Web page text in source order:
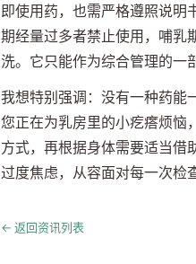
即使用药，也需严格遵照说明
期经量过多者禁止使用，哺乳
洗。它只能作为综合管理的一
我想特别强调：没有一种药能
您正在为乳房里的小疙瘩烦恼
方式，再根据身体需要适当借
过度焦虑，从容面对每一次检
← 返回资讯列表